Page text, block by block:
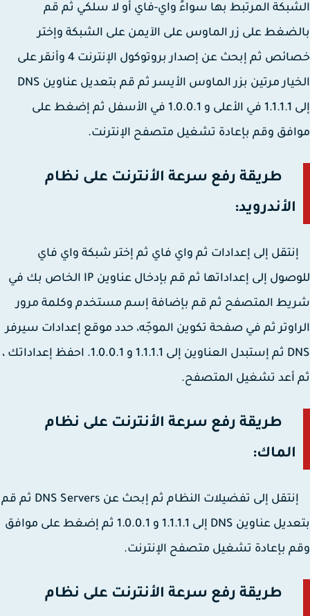
المرتبط بها سواءً واي-فاي أو لا سلكي ثم قم
على زر الماوس على الآيمن على الشبكة وإختر
خصائص ثم إبحث عن إصدار بروتوكول الإنترنت 4 وأنقر على
الخيار مرتين بزر الماوس الأيسر ثم قم بتعديل عناوين DNS
إلى 1.1.1.1 في الأعلى و 1.0.0.1 في الأسفل ثم إضغط على
وقم بإعادة تشغيل متصفح الإنترنت.
طريقة رفع سرعة الأنترنت على نظام
الأندرويد:
إلى إعدادات ثم واي فاي ثم إختر شبكة واي فاي
للوصول إلى إعداداتها ثم قم بإدخال عناوين IP الخاص بك في
المتصفح ثم قم بإضافة إسم مستخدم وكلمة مرور
ثم في صفحة تكوين الموجّه، حدد موقع إعدادات سيرفر
DNS ثم إستبدل العناوين إلى 1.1.1.1 و 1.0.0.1. احفظ إعداداتك ،
أعد تشغيل المتصفح.
طريقة رفع سرعة الأنترنت على نظام
الماك:
إنتقل إلى تفضيلات النظام ثم إبحث عن DNS Servers ثم قم
بتعديل عناوين DNS إلى 1.1.1.1 و 1.0.0.1 ثم إضغط على موافق
بإعادة تشغيل متصفح الإنترنت.
طريقة رفع سرعة الأنترنت على نظام